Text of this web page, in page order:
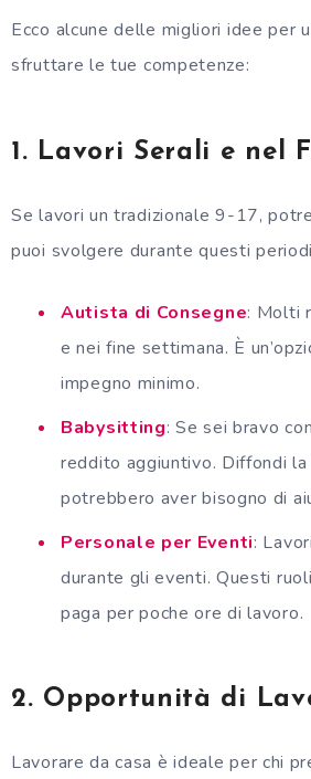
Ecco alcune delle migliori idee per
sfruttare le tue competenze:
1. Lavori Serali e nel
Se lavori un tradizionale 9-17,
puoi svolgere durante questi
Autista di Consegne: Molti
e nei fine settimana. È
impegno minimo.
Babysitting: Se sei bravo
reddito aggiuntivo. Diffondi
potrebbero aver bisogno di
Personale per Eventi:
durante gli eventi. Questi
paga per poche ore di lavoro.
2. Opportunità di
Lavorare da casa è ideale per chi